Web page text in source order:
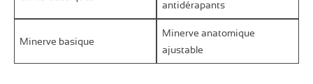
antidérapants
Minerve basique
Minerve anatomique
ajustable